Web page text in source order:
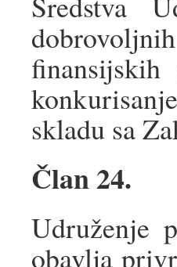
skladu sa
Član 24.
Udruženje
obavlja